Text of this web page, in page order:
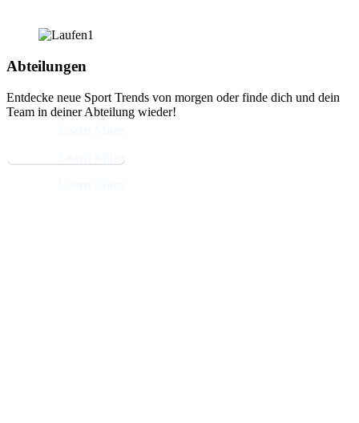
Abteilungen
Entdecke neue Sport Trends von morgen oder finde dich und dein
Team in deiner Abteilung wieder!